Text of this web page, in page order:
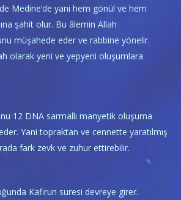
Medine’de yani hem gönül ve hem
şahit olur. Bu âlemin Allah
müşahede eder ve rabbine yönelir.
olarak yeni ve yepyeni oluşumlara
12 DNA sarmallı manyetik oluşuma
Yani topraktan ve cennette yaratılmış
fark zevk ve zuhur ettirebilir.
Kafirun suresi devreye girer.